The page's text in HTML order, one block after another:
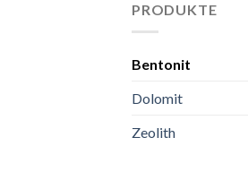
PRODUKTE
Bentonit
Dolomit
Zeolith